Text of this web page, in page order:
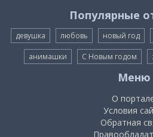
Популярные
девушка любовь новый год
анимашки С Новым годом
Меню
О
Условия
Обратная